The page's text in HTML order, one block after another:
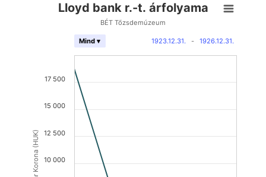
Magyar Korona (HUK)
Lloyd bank r.-t. árfolyama
BÉT Tőzsdemúzeum
1923.12.31. - 1926.12.31.
Mind ▾
10 000
12 500
15 000
17 500